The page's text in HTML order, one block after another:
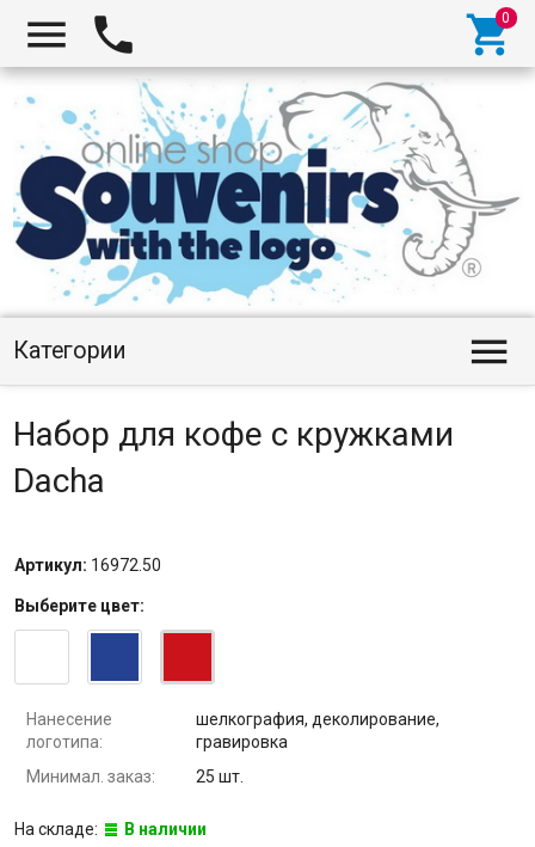
  
Категории 
Набор для кофе с кружками
Dacha
Артикул: 16972.50
Выберите цвет:
Нанесение
логотипа:
шелкография, деколирование,
гравировка
Минимал. заказ:
25 шт.
На складе: В наличии